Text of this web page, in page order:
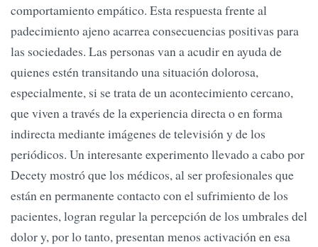
comportamiento empático. Esta respuesta frente al
padecimiento ajeno acarrea consecuencias positivas para
las sociedades. Las personas van a acudir en ayuda de
quienes estén transitando una situación dolorosa,
especialmente, si se trata de un acontecimiento cercano,
que viven a través de la experiencia directa o en forma
indirecta mediante imágenes de televisión y de los
periódicos. Un interesante experimento llevado a cabo por
Decety mostró que los médicos, al ser profesionales que
están en permanente contacto con el sufrimiento de los
pacientes, logran regular la percepción de los umbrales del
dolor y, por lo tanto, presentan menos activación en esa